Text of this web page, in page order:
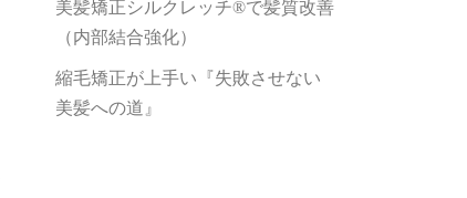
美髪矯正シルクレッチ®で髪質改善
（内部結合強化）
縮毛矯正が上手い『失敗させない
美髪への道』